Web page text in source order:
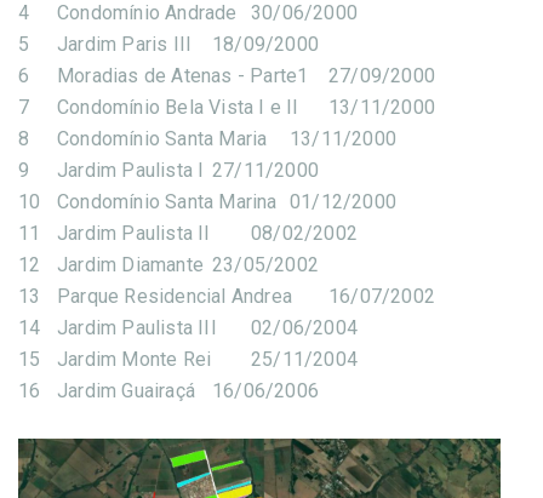
4
Condomínio Andrade
30/06/2000
5
Jardim Paris III
18/09/2000
6
Moradias de Atenas - Parte1
27/09/2000
7
Condomínio Bela Vista I e II
13/11/2000
8
Condomínio Santa Maria
13/11/2000
9
Jardim Paulista I
27/11/2000
10
Condomínio Santa Marina 01/12/2000
11
Jardim Paulista II
08/02/2002
12
Jardim Diamante 23/05/2002
13
Parque Residencial Andrea
16/07/2002
14
Jardim Paulista III
02/06/2004
15
Jardim Monte Rei
25/11/2004
16
Jardim Guairaçá 16/06/2006